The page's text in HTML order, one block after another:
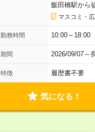
飯田橋駅から
マスコミ・
勤務時間 10:00～
期間 2026/09/07
特徴 履歴書不要
気になる！